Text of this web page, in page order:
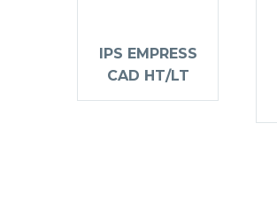
IPS EMPRESS
CAD HT/LT